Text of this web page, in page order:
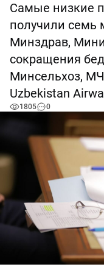
Самые низкие
получили семь
Минздрав,
сокращения
Минсельхоз,
Uzbekistan
1805 0